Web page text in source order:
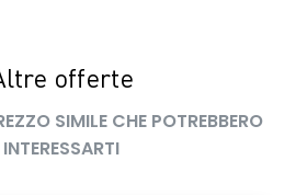
offerte
SIMILE CHE POTREBBERO
INTERESSARTI